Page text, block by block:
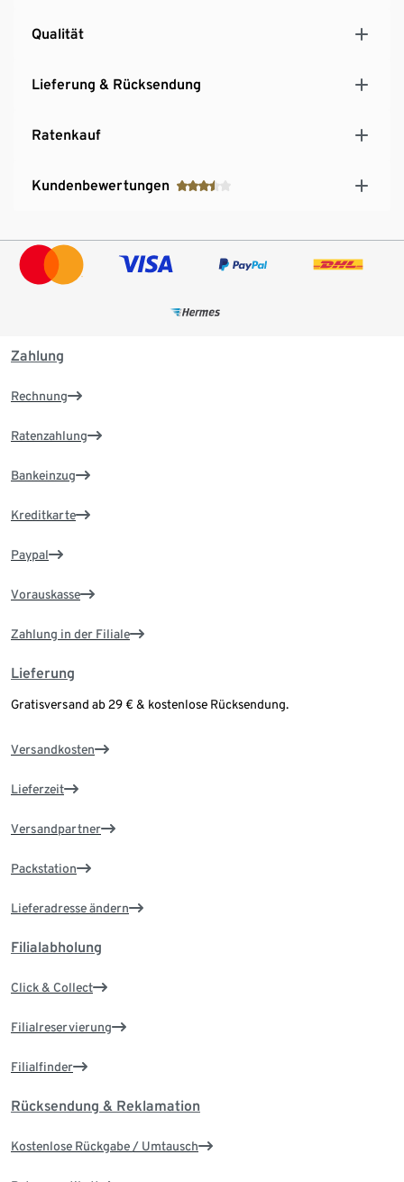
Qualität
Lieferung & Rücksendung
Ratenkauf
Kundenbewertungen
Zahlung
Rechnung
Ratenzahlung
Bankeinzug
Kreditkarte
Paypal
Vorauskasse
Zahlung in der Filiale
Lieferung
Gratisversand ab 29 € & kostenlose Rücksendung.
Versandkosten
Lieferzeit
Versandpartner
Packstation
Lieferadresse ändern
Filialabholung
Click & Collect
Filialreservierung
Filialfinder
Rücksendung & Reklamation
Kostenlose Rückgabe / Umtausch